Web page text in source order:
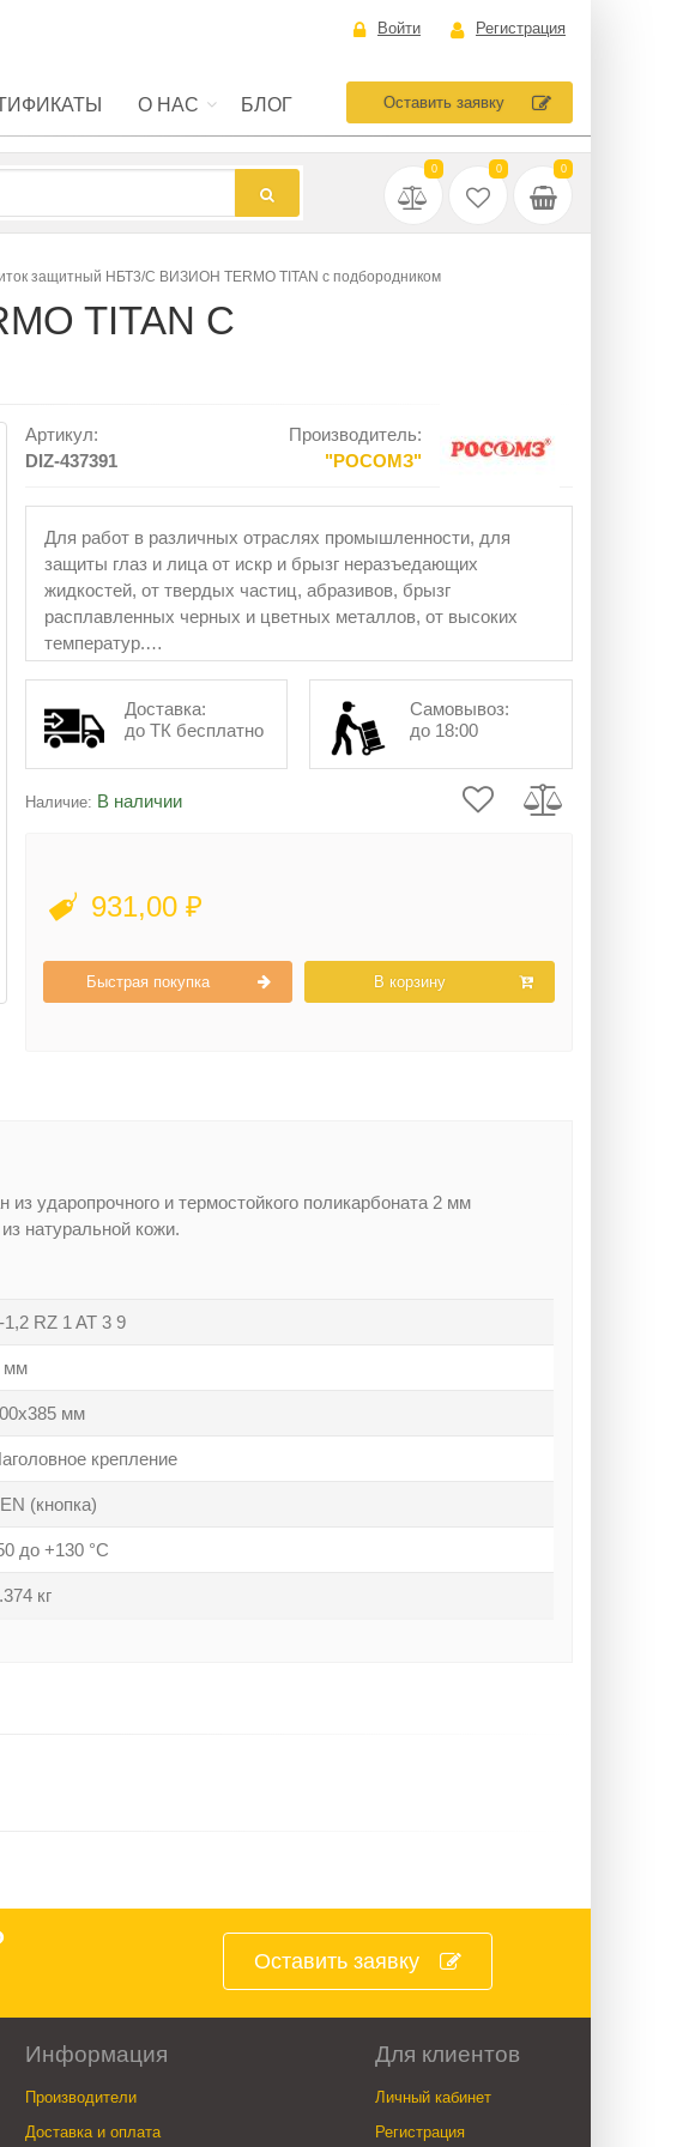
Войти Регистрация
О НАС БЛОГ Оставить заявку
0 0 0
защитный НБТ3/С ВИЗИОН TERMO TITAN с подбородником
TITAN С
Артикул:
DIZ-437391
Производитель:
"РОСОМЗ"
Для работ в различных отраслях промышленности, для
защиты глаз и лица от искр и брызг неразъедающих
жидкостей, от твердых частиц, абразивов, брызг
расплавленных черных и цветных металлов, от высоких
температур.
Доставка:
до ТК бесплатно
Самовывоз:
до 18:00
Наличие: В наличии
931,00 ₽
Быстрая покупка В корзину
ударопрочного и термостойкого поликарбоната 2 мм
натуральной кожи.
1,2 RZ 1 AT 3 9
мм
мм
крепление
(кнопка)
до +130 °C
кг
Оставить заявку
Информация
Производители
Доставка и оплата
Для клиентов
Личный кабинет
Регистрация